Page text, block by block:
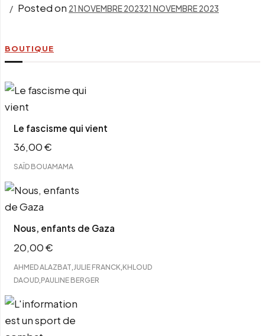
Posted on 21 NOVEMBRE 202321 NOVEMBRE 2023
BOUTIQUE
Le fascisme qui vient
36,00€
SAÏD BOUAMAMA
Nous, enfants de Gaza
20,00€
AHMED ALAZBAT JULIE FRANCK KHLOUD
DAOUD PAULINE BERGER